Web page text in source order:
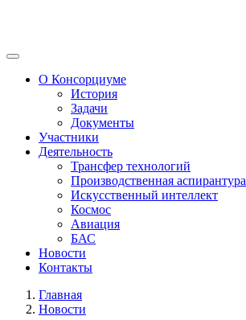
О Консорциуме
История
Задачи
Документы
Участники
Деятельность
Трансфер технологий
Производственная аспирантура
Искусственный интеллект
Космос
Авиация
БАС
Новости
Контакты
Главная
Новости